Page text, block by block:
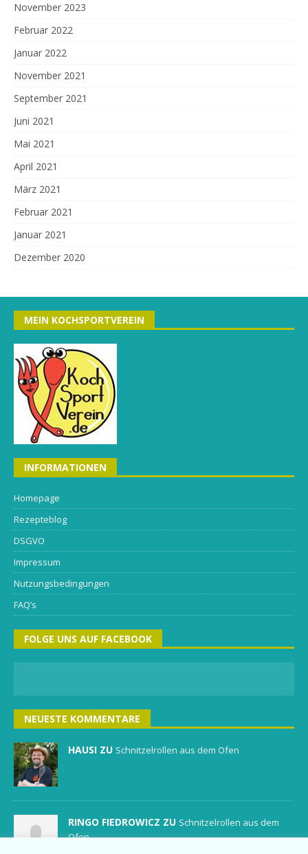
November 2023
Februar 2022
Januar 2022
November 2021
September 2021
Juni 2021
Mai 2021
April 2021
März 2021
Februar 2021
Januar 2021
Dezember 2020
MEIN KOCHSPORTVEREIN
INFORMATIONEN
Homepage
Rezepteblog
DSGVO
Impressum
Nutzungsbedingungen
FAQ’s
FOLGE UNS AUF FACEBOOK
NEUESTE KOMMENTARE
HAUSI ZU Schnitzelrollen aus dem Ofen
RINGO FIEDROWICZ ZU Schnitzelrollen aus dem
Ofen